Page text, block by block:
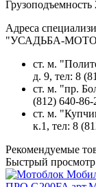
Грузоподъемность
Адреса
"УСАДЬБА-
ст. м.
д. 9, тел: 8
ст. м. "пр.
(812) 640-86-
ст. м.
к.1 , тел: 8
Рекомендуемые
Быстрый просмотр